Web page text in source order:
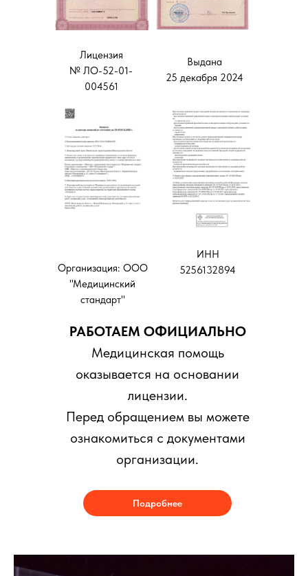
Лицензия
№ ЛО-52-01-
004561
Выдана
25 декабря 2024
Организация: ООО
"Медицинский
стандарт"
ИНН
5256132894
РАБОТАЕМ ОФИЦИАЛЬНО
Медицинская помощь
оказывается на основании
лицензии.
Перед обращением вы можете
ознакомиться с документами
организации.
Подробнее